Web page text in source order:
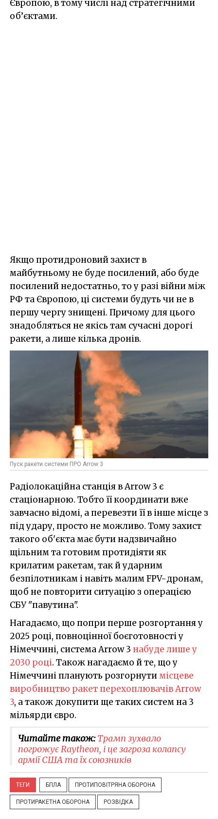
Європою, в тому числі над стратегічними
об’єктами.
Якщо протидроновий захист в
майбутньому не буде посилений, або буде
посилений недостатньо, то у разі війни між
РФ та Європою, ці системи будуть чи не в
першу чергу знищені. Причому для цього
знадобляться не якісь там сучасні дорогі
ракети, а лише кілька дронів.
Пуск ракети системи ПРО Arrow 3
Радіолокаційна станція в Arrow 3 є
стаціонарною. Тобто її координати вже
завчасно відомі, а перевезти її в інше місце з
під удару, просто не можливо. Тому захист
такого об'єкта має бути надзвичайно
щільним та готовим протидіяти як
крилатим ракетам, так й ударним
безпілотникам і навіть малим FPV-дронам,
щоб не повторити ситуацію з операцією
СБУ "павутина".
Нагадаємо, що попри перше розгортання у
2025 році, повноцінної боєготовності у
Німеччині, система Arrow 3 набуде лише у
2030 році. Також нагадаємо й те, що у
Німеччині планують розгорнутимісцеве
виробництво ракет перехоплювачів Arrow
3, а також докупити ще таких систем на 3
мільярди євро.
Читайте також:Трамп зухвало
погрожує Raytheon, і це загроза колапсу
армії США та їх союзників
ТЕГИ БПЛА ПРОТИПОВІТРЯНА ОБОРОНА
ПРОТИРАКЕТНА ОБОРОНА РОЗВІДКА